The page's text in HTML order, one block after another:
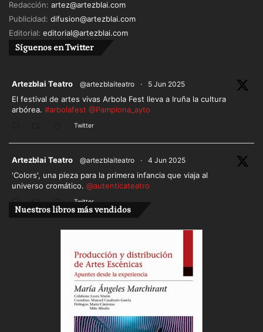
Redacción: artez@artezblai.com
Publicidad: difusion@artezblai.com
Editorial: editorial@artezblai.com
Síguenos en Twitter
Artezblai Teatro @artezblaiteatro · 5 Jun 2025
El festival de artes vivas Arbola Fest lleva a Iruña la cultura
arbórea. #arbolafest @Pamplona_ayto
Twitter
Artezblai Teatro @artezblaiteatro · 4 Jun 2025
'Colors', una pieza para la primera infancia que viaja al
universo cromático. @autenticateatro
Twitter
Cargar más
Nuestros libros más vendidos